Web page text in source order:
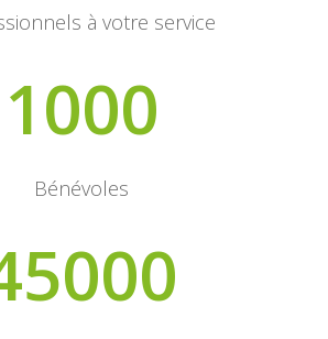
à votre service
1000
Bénévoles